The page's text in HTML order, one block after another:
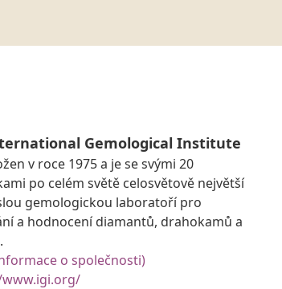
Gemological Institute
v roce 1975 a je se svými 20
po celém světě celosvětově největší
gemologickou laboratoří pro
a hodnocení diamantů, drahokamů a
o společnosti)